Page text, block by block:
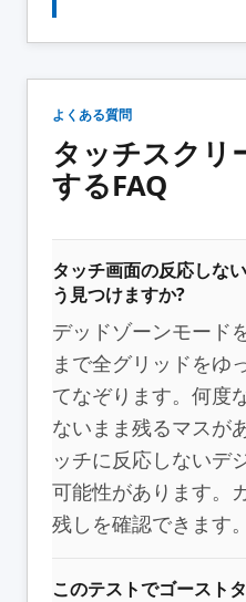
よくある質問
タッチスクリ
するFAQ
タッチ画面の反応しな
う見つけますか?
デッドゾーンモード
まで全グリッドをゆ
てなぞります。何度
ないまま残るマスが
ッチに反応しないデ
可能性があります。
残しを確認できます。
このテストでゴースト